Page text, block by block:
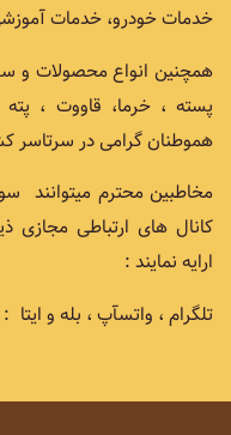
خدمات خودرو، خدمات
همچنین انواع محصولات و
پسته ، خرما، قاووت ،
هموطنان گرامی در سرتاسر
مخاطبین محترم میتوانند
کانال های ارتباطی
ارایه نمایند :
تلگرام ، واتسآپ ، بله و ایتا : 09140325871